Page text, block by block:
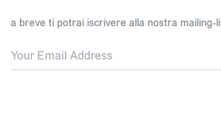
a breve ti potrai iscrivere alla nostra mailing-